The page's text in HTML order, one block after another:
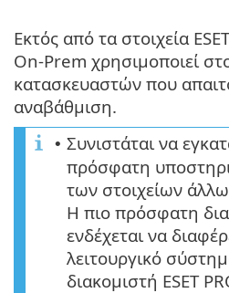
Εκτός από τα στοιχεία
On-Prem χρησιμοποιεί
κατασκευαστών που
αναβάθμιση.
• Συνιστάται να
πρόσφατη
των στοιχείων
Η πιο πρόσφατη
ενδέχεται να
λειτουργικό
διακομιστή ESET